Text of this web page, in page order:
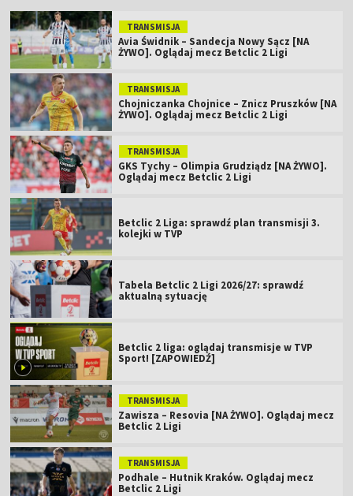
TRANSMISJA
Avia Świdnik – Sandecja Nowy Sącz [NA
ŻYWO]. Oglądaj mecz Betclic 2 Ligi
TRANSMISJA
Chojniczanka Chojnice – Znicz Pruszków [NA
ŻYWO]. Oglądaj mecz Betclic 2 Ligi
TRANSMISJA
GKS Tychy – Olimpia Grudziądz [NA ŻYWO].
Oglądaj mecz Betclic 2 Ligi
Betclic 2 Liga: sprawdź plan transmisji 3.
kolejki w TVP
Tabela Betclic 2 Ligi 2026/27: sprawdź
aktualną sytuację
Betclic 2 liga: oglądaj transmisje w TVP
Sport! [ZAPOWIEDŹ]
TRANSMISJA
Zawisza – Resovia [NA ŻYWO]. Oglądaj mecz
Betclic 2 Ligi
TRANSMISJA
Podhale – Hutnik Kraków. Oglądaj mecz
Betclic 2 Ligi